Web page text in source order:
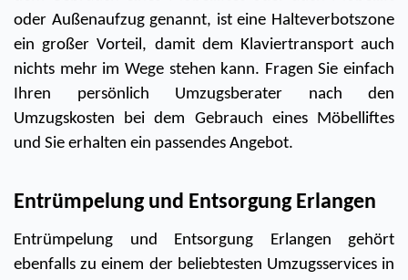
oder Außenaufzug genannt, ist eine Halteverbotszone
ein großer Vorteil, damit dem Klaviertransport auch
nichts mehr im Wege stehen kann. Fragen Sie einfach
Ihren persönlich Umzugsberater nach den
Umzugskosten bei dem Gebrauch eines Möbelliftes
und Sie erhalten ein passendes Angebot.
Entrümpelung und Entsorgung Erlangen
Entrümpelung und Entsorgung Erlangen gehört
ebenfalls zu einem der beliebtesten Umzugsservices in